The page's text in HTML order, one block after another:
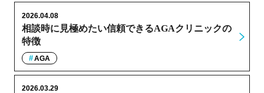
相談時に見極めたい信頼できるAGAクリニックの
特徴
2026.04.08
AGA
2026.03.29